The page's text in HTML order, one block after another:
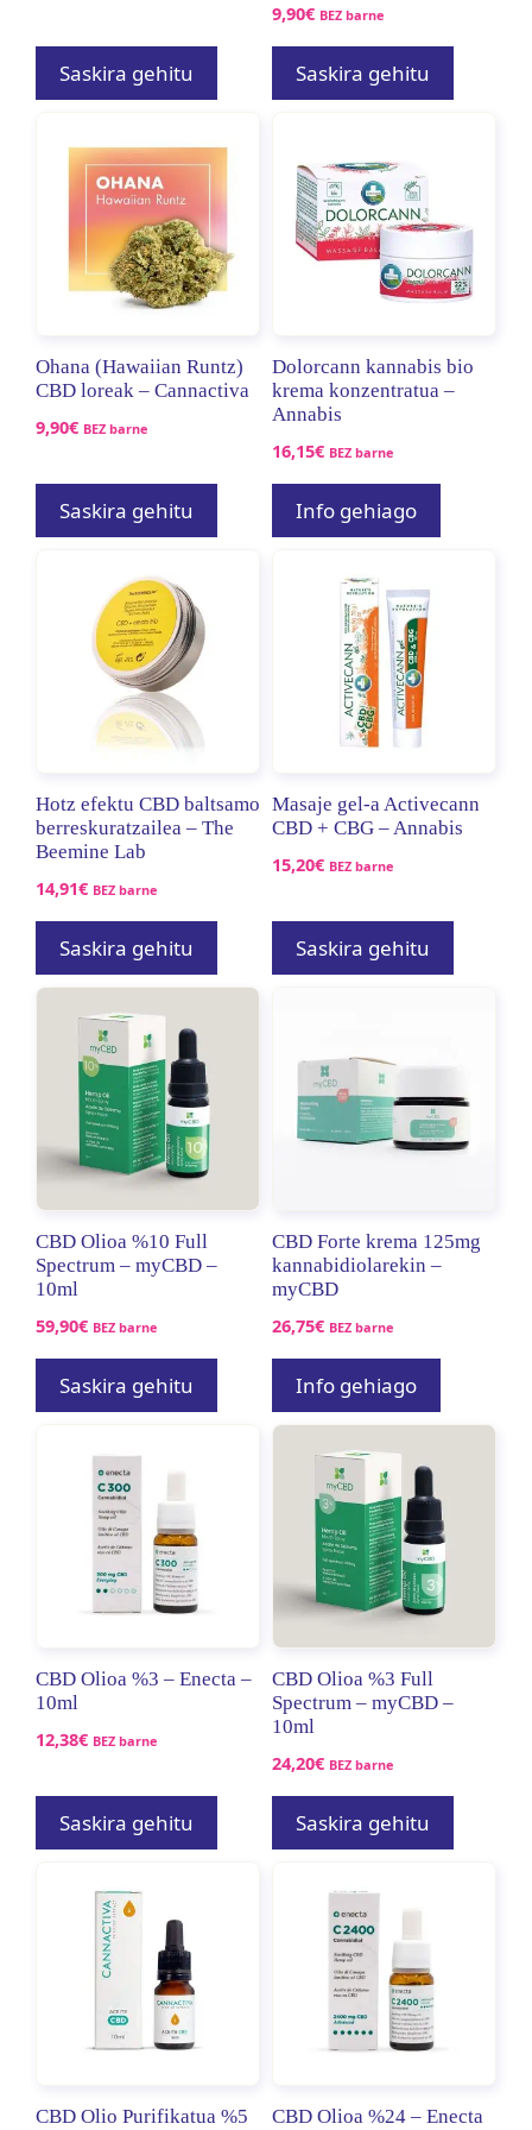
Saskira gehitu
9,90€ BEZ barne
Saskira gehitu
Ohana (Hawaiian Runtz)
CBD loreak – Cannactiva
9,90€ BEZ barne
Saskira gehitu
Dolorcann kannabis bio
krema konzentratua –
Annabis
16,15€ BEZ barne
Info gehiago
Hotz efektu CBD baltsamo
berreskuratzailea – The
Beemine Lab
14,91€ BEZ barne
Saskira gehitu
Masaje gel-a Activecann
CBD + CBG – Annabis
15,20€ BEZ barne
Saskira gehitu
CBD Olioa %10 Full
Spectrum – myCBD –
10ml
59,90€ BEZ barne
Saskira gehitu
CBD Forte krema 125mg
kannabidiolarekin –
myCBD
26,75€ BEZ barne
Info gehiago
CBD Olioa %3 – Enecta –
10ml
12,38€ BEZ barne
Saskira gehitu
CBD Olioa %3 Full
Spectrum – myCBD –
10ml
24,20€ BEZ barne
Saskira gehitu
CBD Olio Purifikatua %5
CBD Olioa %24 – Enecta